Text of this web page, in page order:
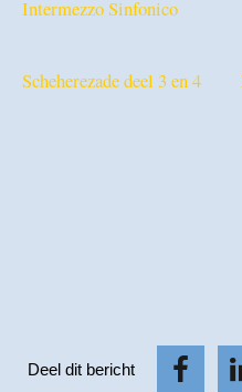
Intermezzo Sinfonico
Scheherezade deel 3 en 4
Deel dit bericht